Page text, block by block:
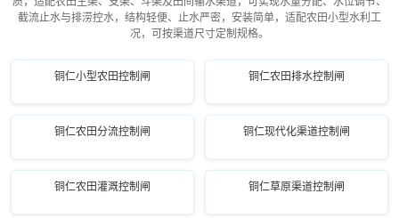
截流止水与排涝控水，结构轻便、止水严密，安装简单，适配农田小型水利工
况，可按渠道尺寸定制规格。
铜仁小型农田控制闸 铜仁农田排水控制闸
铜仁农田分流控制闸 铜仁现代化渠道控制闸
铜仁农田灌溉控制闸 铜仁草原渠道控制闸